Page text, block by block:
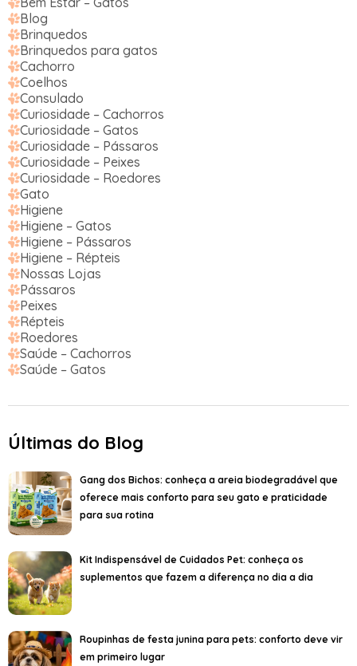
Blog
Brinquedos
Brinquedos para gatos
Cachorro
Coelhos
Consulado
Curiosidade – Cachorros
Curiosidade – Gatos
Curiosidade – Pássaros
Curiosidade – Peixes
Curiosidade – Roedores
Gato
Higiene
Higiene – Gatos
Higiene – Pássaros
Higiene – Répteis
Nossas Lojas
Pássaros
Peixes
Répteis
Roedores
Saúde – Cachorros
Saúde – Gatos
Últimas do Blog
Gang dos Bichos: conheça a areia biodegradável que
oferece mais conforto para seu gato e praticidade
para sua rotina
Kit Indispensável de Cuidados Pet: conheça os
suplementos que fazem a diferença no dia a dia
Roupinhas de festa junina para pets: conforto deve vir
em primeiro lugar